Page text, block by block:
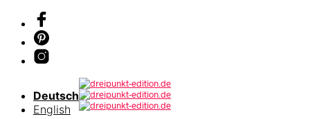
Deutsch
English